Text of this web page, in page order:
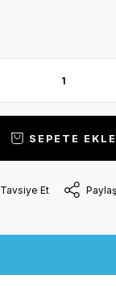
SEPETE EKLE
Tavsiye Et Paylaş